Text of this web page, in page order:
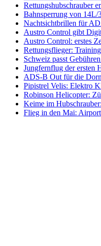
Rettungshubschrauber
Bahnsperrung von
Nachtsichtbrillen für
Austro Control gibt
Austro Control: erstes
Rettungsflieger:
Schweiz passt
Jungfernflug der ersten
ADS-B Out für die
Pipistrel Velis: Elektro
Robinson Helicopter:
Keime im
Flieg in den Mai: